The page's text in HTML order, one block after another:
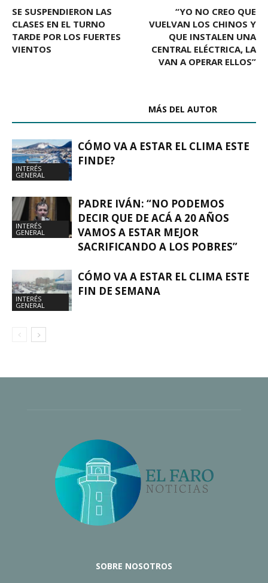
SE SUSPENDIERON LAS
CLASES EN EL TURNO
TARDE POR LOS FUERTES
VIENTOS
“YO NO CREO QUE
VUELVAN LOS CHINOS Y
QUE INSTALEN UNA
CENTRAL ELÉCTRICA, LA
VAN A OPERAR ELLOS”
MÁS DEL AUTOR
INTERÉS
GENERAL
CÓMO VA A ESTAR EL CLIMA ESTE
FINDE?
INTERÉS
GENERAL
PADRE IVÁN: “NO PODEMOS
DECIR QUE DE ACÁ A 20 AÑOS
VAMOS A ESTAR MEJOR
SACRIFICANDO A LOS POBRES”
INTERÉS
GENERAL
CÓMO VA A ESTAR EL CLIMA ESTE
FIN DE SEMANA
SOBRE NOSOTROS